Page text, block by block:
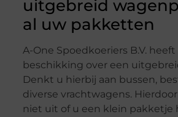
uitgebreid
al uw pakketten
A-One Spoedkoeriers B.V. heeft
beschikking over een
Denkt u hierbij aan bussen,
diverse vrachtwagens.
niet uit of u een klein pakketje